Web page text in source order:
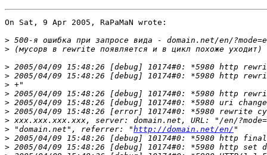
On Sat, 9 Apr 2005, RaPaMaN wrote:
>
>
>
>
>
>
>
>
>
> "domain.net", referrer: "http://domain.net/en/
>
>